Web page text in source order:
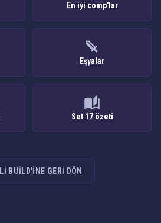
En iyi comp'lar
Eşyalar
Set 17 özeti
BUILD'INE GERI DÖN